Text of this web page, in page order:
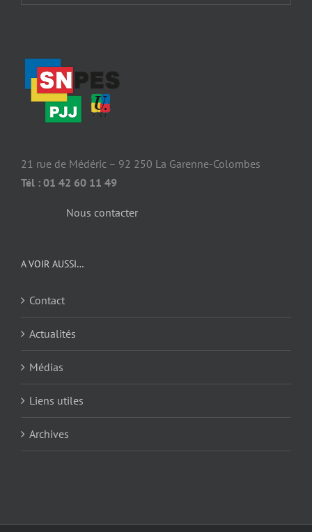
21 rue de Médéric – 92 250 La Garenne-Colombes
Tél : 01 42 60 11 49
Nous contacter
A VOIR AUSSI…
Contact
Actualités
Médias
Liens utiles
Archives